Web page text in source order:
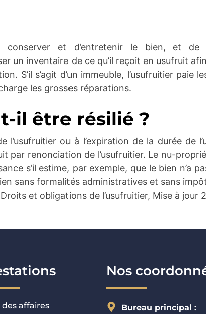
conserver et d’entretenir le bien, et
un inventaire de ce qu’il reçoit en usufruit
S’il s’agit d’un immeuble, l’usufruitier paie
les grosses réparations.
il être résilié ?
l’usufruitier ou à l’expiration de la durée de
par renonciation de l’usufruitier. Le nu-
s’il estime, par exemple, que le bien n’a
sans formalités administratives et sans
et obligations de l’usufruitier, Mise à jour
affaires
Nos
Bureau principal :